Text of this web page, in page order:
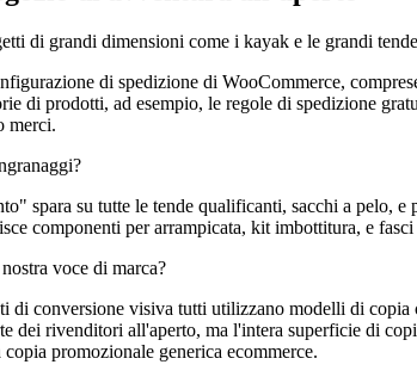
di grandi dimensioni come i kayak e le grandi
di spedizione di WooCommerce,
di prodotti, ad esempio, le regole di spedizione
merci.
spara su tutte le tende qualificanti, sacchi a pelo,
componenti per arrampicata, kit imbottitura, e
voce di marca?
di conversione visiva tutti utilizzano modelli di
dei rivenditori all'aperto, ma l'intera superficie di
promozionale generica ecommerce.